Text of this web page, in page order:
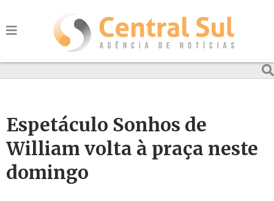
Espetáculo Sonhos de
William volta à praça neste
domingo